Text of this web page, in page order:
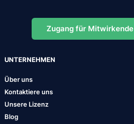
Zugang für Mitwirkende
UNTERNEHMEN
Über uns
Kontaktiere uns
Unsere Lizenz
Blog